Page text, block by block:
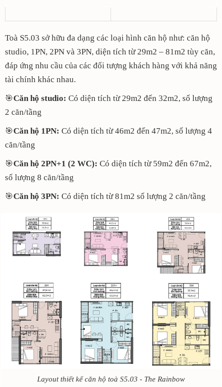
Toà S5.03 sở hữu đa dạng các loại hình căn hộ như: căn hộ
studio, 1PN, 2PN và 3PN, diện tích từ 29m2 – 81m2 tùy căn,
đáp ứng nhu cầu của các đối tượng khách hàng với khả năng
tài chính khác nhau.
🎯Căn hộ studio: Có diện tích từ 29m2 đến 32m2, số lượng
2 căn/tầng
🎯Căn hộ 1PN: Có diện tích từ 46m2 đến 47m2, số lượng 4
căn/tầng
🎯Căn hộ 2PN+1 (2 WC): Có diện tích từ 59m2 đến 67m2,
số lượng 8 căn/tầng
🎯Căn hộ 3PN: Có diện tích từ 81m2 số lượng 2 căn/tầng
Layout thiết kế căn hộ toà S5.03 - The Rainbow